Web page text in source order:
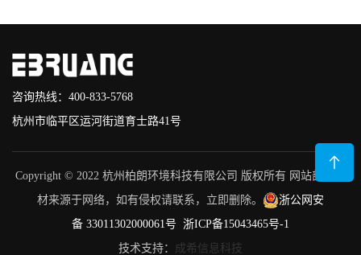
咨询热线：400-833-5768
杭州市临平区运河街道育士路41号
Copyright © 2022 杭州柏朗环境科技有限公司 版权所有 网站部分素
材来源于网络，如有侵权请联系，立即删除。
浙公网安
备 33011302000061号 浙ICP备15043465号-1
技术支持：
成希信息科技